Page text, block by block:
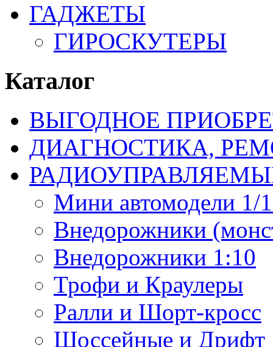
ГАДЖЕТЫ
ГИРОСКУТЕРЫ
Каталог
ВЫГОДНОЕ
ДИАГНОСТИКА,
Мини автомодели 1/
Внедорожники
Внедорожники 1:10
Трофи и Краулеры
Ралли и Шорт-кросс
Шоссейные и Дрифт